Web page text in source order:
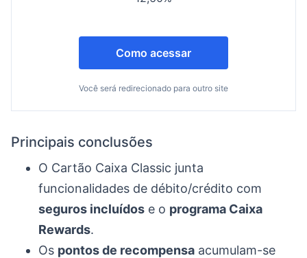
Como acessar
Você será redirecionado para outro site
Principais conclusões
O Cartão Caixa Classic junta
funcionalidades de débito/crédito com
seguros incluídos e o programa Caixa
Rewards.
Os pontos de recompensa acumulam-se